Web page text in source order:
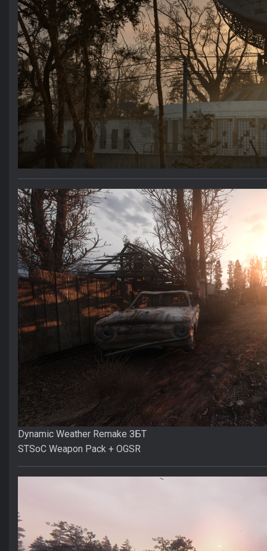
Dynamic Weather Remake ЗБТ
STSoC Weapon Pack + OGSR